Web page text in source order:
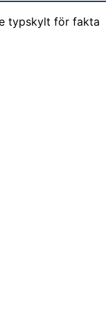
typskylt för fakta